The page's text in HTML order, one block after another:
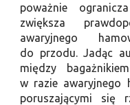
poważnie
zwiększa
awaryjnego
do przodu. Jadąc
między
w razie awaryjnego
poruszającymi się